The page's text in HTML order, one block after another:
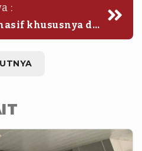
:
khususnya di
memberantas
tegas Gilang
keterangan
DPR.(klw)